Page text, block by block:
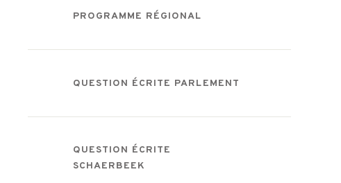
PROGRAMME RÉGIONAL
QUESTION ÉCRITE PARLEMENT
QUESTION ÉCRITE
SCHAERBEEK